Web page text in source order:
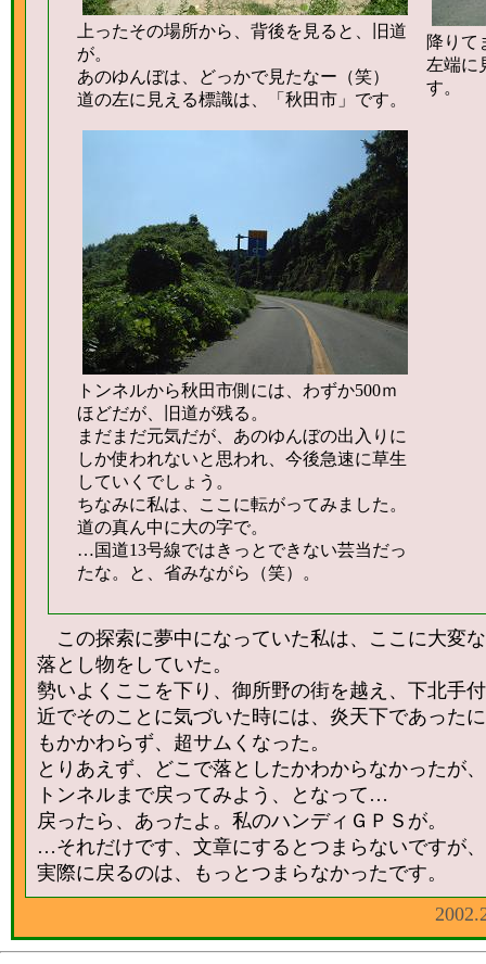
上ったその場所から、背後を見ると、旧道
が。
あのゆんぼは、どっかで見たなー（笑）
道の左に見える標識は、「秋田市」です。
降りて
左端に
す。
トンネルから秋田市側には、わずか500ｍ
ほどだが、旧道が残る。
まだまだ元気だが、あのゆんぼの出入りに
しか使われないと思われ、今後急速に草生
していくでしょう。
ちなみに私は、ここに転がってみました。
道の真ん中に大の字で。
…国道13号線ではきっとできない芸当だっ
たな。と、省みながら（笑）。
この探索に夢中になっていた私は、ここに大変な
落とし物をしていた。
勢いよくここを下り、御所野の街を越え、下北手付
近でそのことに気づいた時には、炎天下であったに
もかかわらず、超サムくなった。
とりあえず、どこで落としたかわからなかったが、
トンネルまで戻ってみよう、となって…
戻ったら、あったよ。私のハンディＧＰＳが。
…それだけです、文章にするとつまらないですが、
実際に戻るのは、
もっとつまらなかったです。